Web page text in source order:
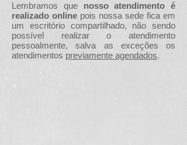
Lembramos que nosso atendimento é
realizado online pois nossa sede fica em
um escritório compartilhado, não sendo
possível realizar o atendimento
pessoalmente, salva as exceções os
atendimentos previamente agendados.